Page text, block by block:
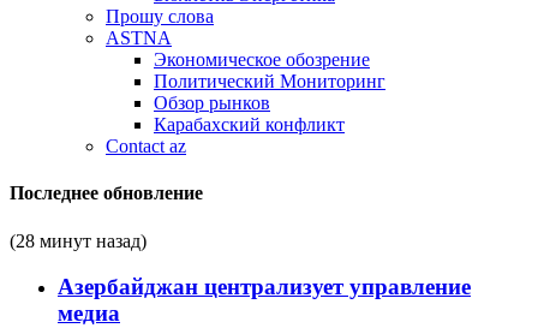
Прошу слова
ASTNA
Экономическое обозрение
Политический Мониторинг
Обзор рынков
Карабахский конфликт
Contact az
Последнее обновление
(28 минут назад)
Азербайджан централизует управление
медиа